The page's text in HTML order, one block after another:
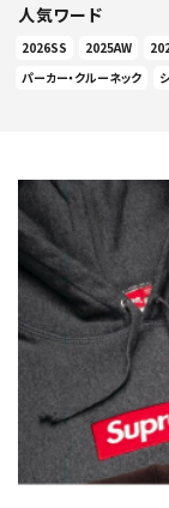
人気ワード
2026SS 2025AW
パーカー・クルーネック